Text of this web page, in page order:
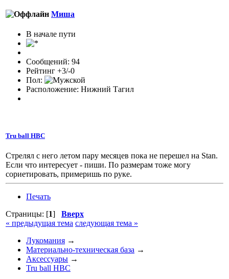
Миша
В начале пути
Сообщений: 94
Рейтинг +3/-0
Пол:
Расположение: Нижний Тагил
Tru ball HBC
Стрелял с него летом пару месяцев пока не перешел на Stan.
Если что интересует - пиши. По размерам тоже могу
сориетировать, примеришь по руке.
Печать
Страницы: [1] Вверх
« предыдущая тема следующая тема »
Лукомания →
Материально-техническая база →
Аксессуары →
Tru ball HBC